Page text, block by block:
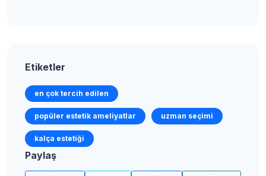
Etiketler
en çok tercih edilen
popüler estetik ameliyatlar uzman seçimi
kalça estetiği
Paylaş